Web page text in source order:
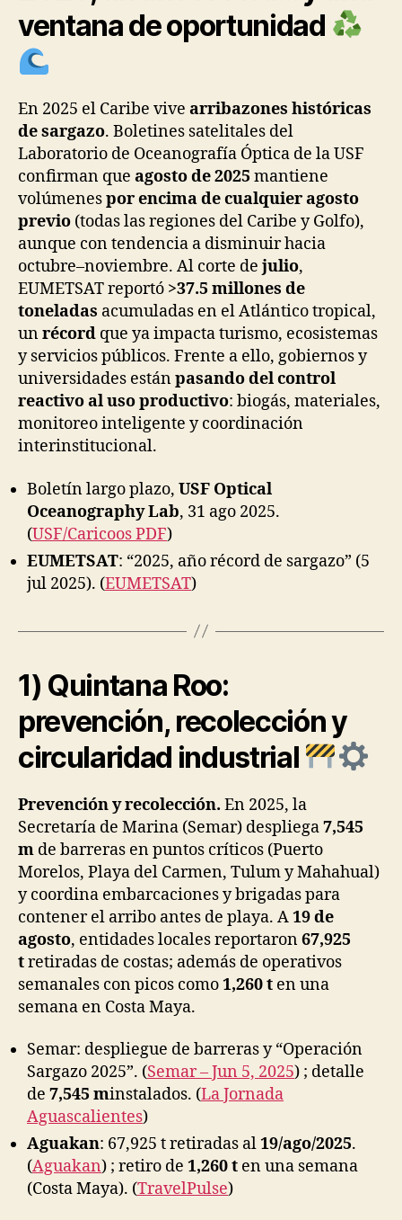
ventana de oportunidad
En 2025 el Caribe vive arribazones históricas
de sargazo. Boletines satelitales del
Laboratorio de Oceanografía Óptica de la USF
confirman que agosto de 2025 mantiene
volúmenespor encima de cualquier agosto
previo (todas las regiones del Caribe y Golfo),
aunque con tendencia a disminuir hacia
octubre–noviembre. Al corte de julio,
EUMETSAT reportó >37.5 millones de
toneladas acumuladas en el Atlántico tropical,
unrécord que ya impacta turismo, ecosistemas
y servicios públicos. Frente a ello, gobiernos y
universidades estánpasando del control
reactivo al uso productivo: biogás, materiales,
monitoreo inteligente y coordinación
interinstitucional.
Boletín largo plazo, USF Optical
Oceanography Lab, 31 ago 2025.
(USF/Caricoos PDF)
EUMETSAT: “2025, año récord de sargazo” (5
jul 2025). (EUMETSAT)
1) Quintana Roo:
prevención, recolección y
circularidad industrial
Prevención y recolección. En 2025, la
Secretaría de Marina (Semar) despliega7,545
m de barreras en puntos críticos (Puerto
Morelos, Playa del Carmen, Tulum y Mahahual)
y coordina embarcaciones y brigadas para
contener el arribo antes de playa. A19 de
agosto, entidades locales reportaron67,925
tretiradas de costas; además de operativos
semanales con picos como1,260 t en una
semana en Costa Maya.
Semar: despliegue de barreras y “Operación
Sargazo 2025”. (Semar – Jun 5, 2025) ; detalle
de 7,545 minstalados. (La Jornada
Aguascalientes)
Aguakan: 67,925 t retiradas al19/ago/2025.
(Aguakan) ; retiro de 1,260 t en una semana
(Costa Maya). (TravelPulse)